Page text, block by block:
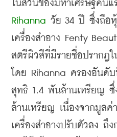
ในส่วนของมหาเศรษฐีคนแ
Rihanna วัย 34 ปี ซึ่งถือ
เครื่องสำอาง Fenty
สตรีผิวสีที่มีรายชื่อปรากฎ
โดย Rihanna ครองอันดั
สุทธิ 1.4 พันล้านเหรียญ ซึ่
ล้านเหรียญ
เนื่องจากมูลค่า
เครื่องสำอางปรับตัวลง ถึง